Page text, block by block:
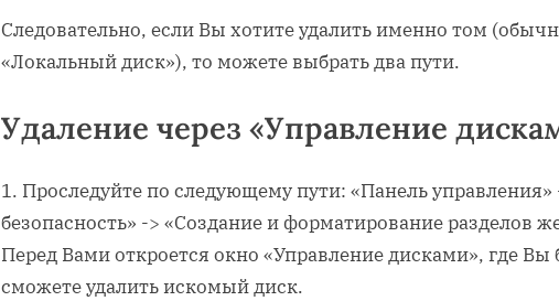
Следовательно, если Вы хотите удалить именно том
«Локальный диск»), то можете выбрать два пути.
Удаление через «Управление
Проследуйте по следующему пути: «Панель управления»
безопасность» -> «Создание и форматирование разделов
Перед Вами откроется окно «Управление дисками», где Вы
сможете удалить искомый диск.